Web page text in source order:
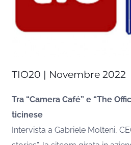
TIO20 | Novembre 2022
Tra “Camera Café” e “The
ticinese
Intervista a Gabriele Molteni,